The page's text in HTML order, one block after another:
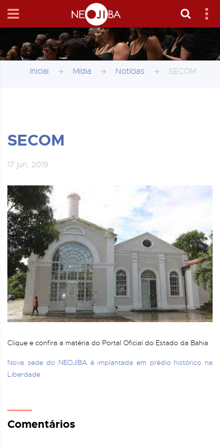
Inicial Mídia Notícias SECOM
SECOM
17 jun, 2019
Clique e confira a matéria do Portal Oficial do Estado da Bahia
Nova sede do NEOJIBA é implantada em prédio histórico na
Liberdade
Comentários